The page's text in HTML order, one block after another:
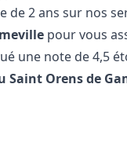
de 2 ans sur nos
pour vous
une note de 4,5
Saint Orens de